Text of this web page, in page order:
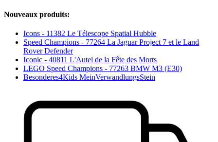
Nouveaux produits:
Icons - 11382 Le Télescope Spatial Hubble
Speed Champions - 77264 La Jaguar Project 7 et le Land
Rover Defender
Iconic - 40811 L'Autel de la Fête des Morts
LEGO Speed Champions - 77263 BMW M3 (E30)
Besonderes4Kids MeinVerwandlungsStein